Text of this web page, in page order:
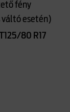
fény
váltó esetén)
80 R17